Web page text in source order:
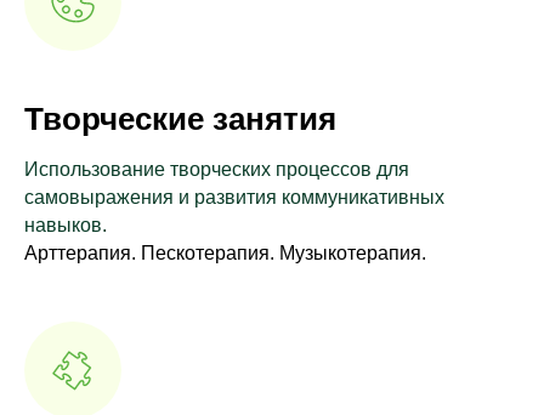
Творческие занятия
Использование творческих процессов для
самовыражения и развития коммуникативных
навыков.
Арттерапия. Пескотерапия. Музыкотерапия.